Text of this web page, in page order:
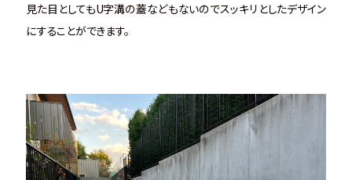
見た目としてもU字溝の蓋などもないのでスッキリとしたデザイン
にすることができます。